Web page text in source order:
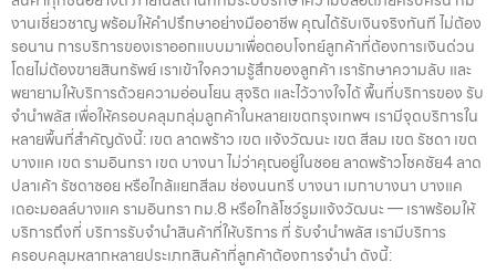
งานเชี่ยวชาญ พร้อมให้คำปรึกษาอย่างมืออาชีพ คุณได้รับเงินจริงทันที ไม่ต้อง
รอนาน การบริการของเราออกแบบมาเพื่อตอบโจทย์ลูกค้าที่ต้องการเงินด่วน
โดยไม่ต้องขายสินทรัพย์ เราเข้าใจความรู้สึกของลูกค้า เรารักษาความลับ และ
พยายามให้บริการด้วยความอ่อนโยน สุจริต และไว้วางใจได้ พื้นที่บริการของ รับ
จำนำพลัส เพื่อให้ครอบคลุมกลุ่มลูกค้าในหลายเขตกรุงเทพฯ เรามีจุดบริการใน
หลายพื้นที่สำคัญดังนี้: เขต ลาดพร้าว เขต แจ้งวัฒนะ เขต สีลม เขต รัชดา เขต
บางแค เขต รามอินทรา เขต บางนา ไม่ว่าคุณอยู่ในซอย ลาดพร้าวโชคชัย4 ลาด
ปลาเค้า รัชดาซอย หรือใกล้แยกสีลม ช่องนนทรี บางนา เมกาบางนา บางแค
เดอะมอลล์บางแค รามอินทรา กม.8 หรือใกล้โชว์รูมแจ้งวัฒนะ — เราพร้อมให้
บริการถึงที่ บริการรับจำนำสินค้าที่ให้บริการ ที่ รับจำนำพลัส เรามีบริการ
ครอบคลุมหลากหลายประเภทสินค้าที่ลูกค้าต้องการจำนำ ดังนี้: